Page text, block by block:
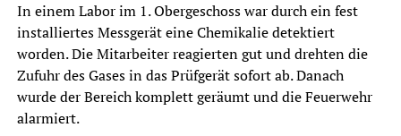
In einem Labor im 1. Obergeschoss war durch ein fest
installiertes Messgerät eine Chemikalie detektiert
worden. Die Mitarbeiter reagierten gut und drehten die
Zufuhr des Gases in das Prüfgerät sofort ab. Danach
wurde der Bereich komplett geräumt und die Feuerwehr
alarmiert.